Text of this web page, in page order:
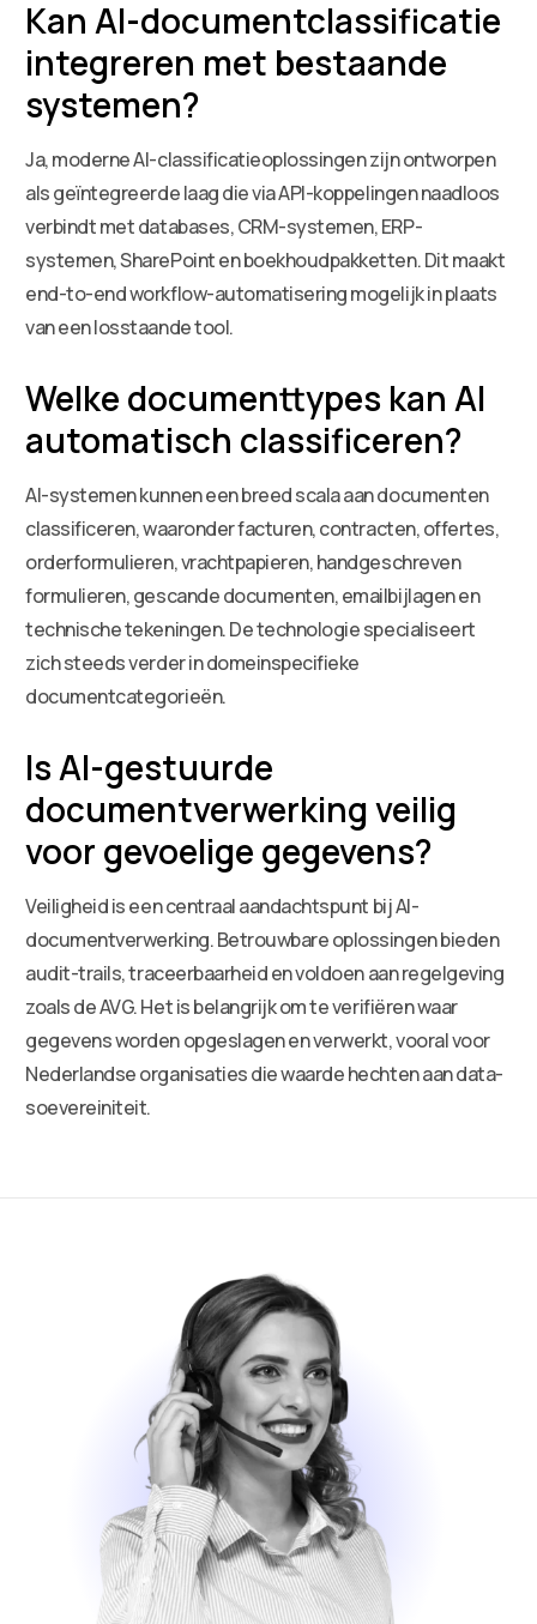
Kan AI-documentclassificatie
integreren met bestaande
systemen?
Ja, moderne AI-classificatieoplossingen zijn ontworpen
als geïntegreerde laag die via API-koppelingen naadloos
verbindt met databases, CRM-systemen, ERP-
systemen, SharePoint en boekhoudpakketten. Dit maakt
end-to-end workflow-automatisering mogelijk in plaats
van een losstaande tool.
Welke documenttypes kan AI
automatisch classificeren?
AI-systemen kunnen een breed scala aan documenten
classificeren, waaronder facturen, contracten, offertes,
orderformulieren, vrachtpapieren, handgeschreven
formulieren, gescande documenten, emailbijlagen en
technische tekeningen. De technologie specialiseert
zich steeds verder in domeinspecifieke
documentcategorieën.
Is AI-gestuurde
documentverwerking veilig
voor gevoelige gegevens?
Veiligheid is een centraal aandachtspunt bij AI-
documentverwerking. Betrouwbare oplossingen bieden
audit-trails, traceerbaarheid en voldoen aan regelgeving
zoals de AVG. Het is belangrijk om te verifiëren waar
gegevens worden opgeslagen en verwerkt, vooral voor
Nederlandse organisaties die waarde hechten aan data-
soevereiniteit.